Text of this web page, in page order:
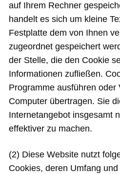
auf Ihrem Rechner
handelt es sich um kleine
Festplatte dem von Ihnen
zugeordnet gespeichert
der Stelle, die den Cookie
Informationen zufließen.
Programme ausführen oder
Computer übertragen. Sie
Internetangebot insgesamt
effektiver zu machen.
(2) Diese Website nutzt
Cookies, deren Umfang